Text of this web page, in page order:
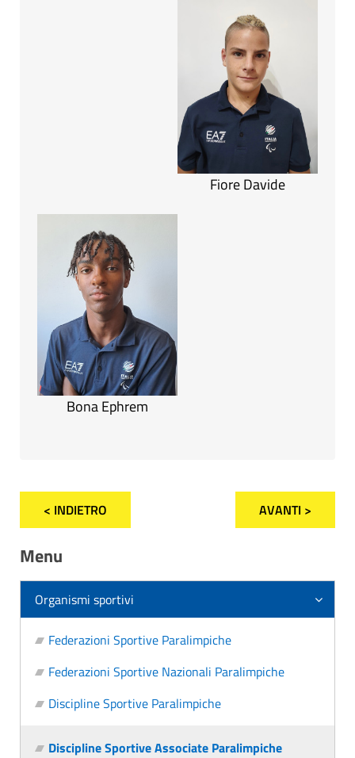
Fiore Davide
Bona Ephrem
< INDIETRO AVANTI >
Menu
Organismi sportivi
Federazioni Sportive Paralimpiche
Federazioni Sportive Nazionali Paralimpiche
Discipline Sportive Paralimpiche
Discipline Sportive Associate Paralimpiche